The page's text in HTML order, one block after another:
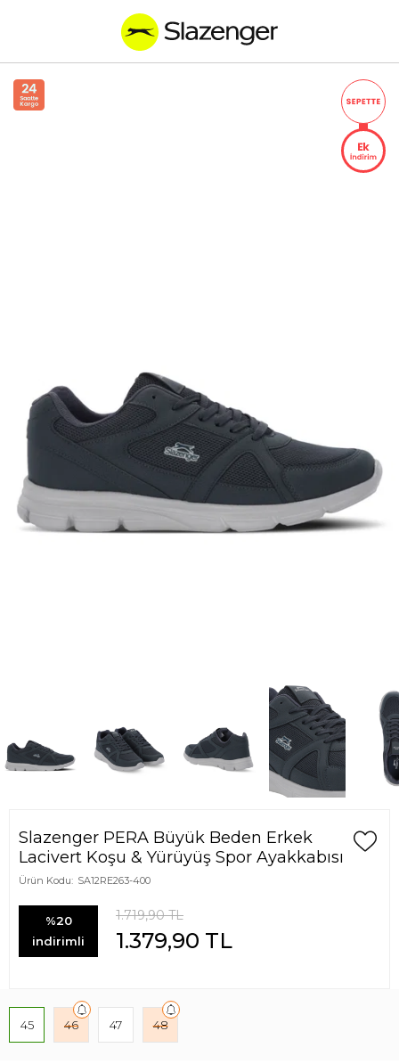
Slazenger PERA Büyük Beden Erkek
Lacivert Koşu & Yürüyüş Spor Ayakkabısı
Ürün Kodu: SA12RE263-400
%20
indirimli
1.719,90TL
1.379,90 TL
45 46 47 48